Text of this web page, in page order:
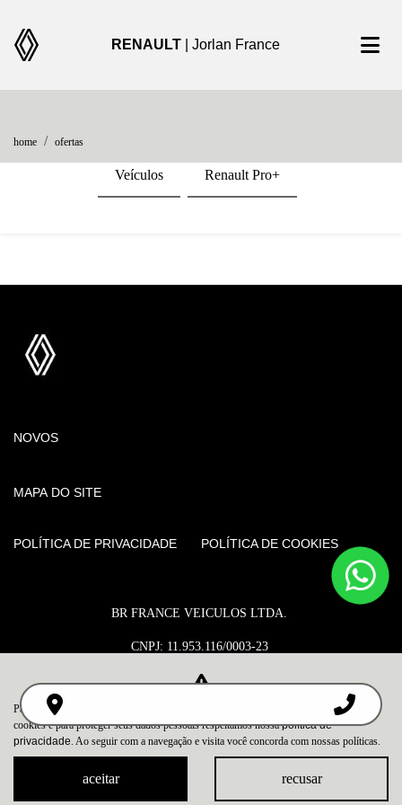
RENAULT | Jorlan France
home ofertas
Veículos Renault Pro+
encontre uma oferta
NOVOS
MAPA DO SITE
POLÍTICA DE PRIVACIDADE POLÍTICA DE COOKIES
BR FRANCE VEICULOS LTDA.
CNPJ: 11.953.116/0003-23
Desacelere. Seu bem maior é a vida.
Para otimizar sua experiência durante a navegação, fazemos uso de nossa política de
cookies e para proteger seus dados pessoais respeitamos nossapolítica de
privacidade. Ao seguir com a navegação e visita você concorda com nossas políticas.
aceitar recusar